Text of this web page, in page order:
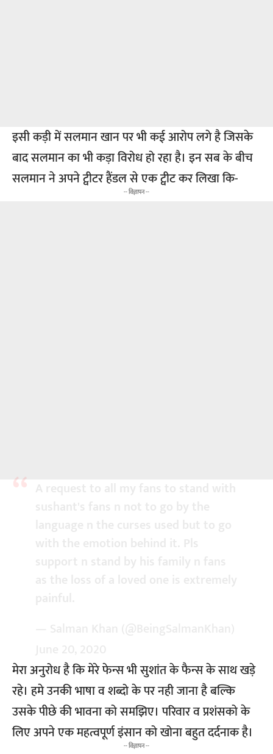
इसी कड़ी में सलमान खान पर भी कई आरोप लगे है जिसके
बाद सलमान का भी कड़ा विरोध हो रहा है। इन सब के बीच
सलमान ने अपने ट्वीटर हैंडल से एक ट्वीट कर लिखा कि-
-- विज्ञापन --
मेरा अनुरोध है कि मेरे फेन्स भी सुशांत के फैन्स के साथ खड़े
रहे। हमे उनकी भाषा व शब्दो के पर नही जाना है बल्कि
उसके पीछे की भावना को समझिए। परिवार व प्रशंसको के
लिए अपने एक महत्वपूर्ण इंसान को खोना बहुत दर्दनाक है।
-- विज्ञापन --